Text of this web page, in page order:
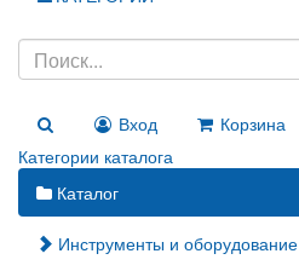
Вход
Корзина
Категории каталога
Каталог
Инструменты и оборудование